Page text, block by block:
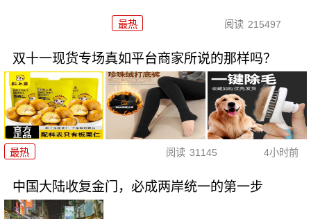
最热 阅读 215497
双十一现货专场真如平台商家所说的那样吗？
最热 阅读 31145 4小时前
中国大陆收复金门，必成两岸统一的第一步